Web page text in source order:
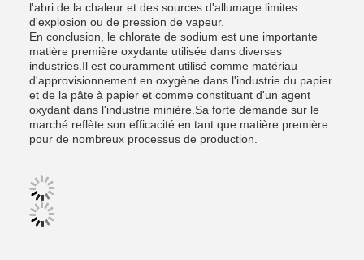
l'abri de la chaleur et des sources d'allumage.limites
d'explosion ou de pression de vapeur.
En conclusion, le chlorate de sodium est une importante
matière première oxydante utilisée dans diverses
industries.Il est couramment utilisé comme matériau
d'approvisionnement en oxygène dans l'industrie du papier
et de la pâte à papier et comme constituant d'un agent
oxydant dans l'industrie minière.Sa forte demande sur le
marché reflète son efficacité en tant que matière première
pour de nombreux processus de production.